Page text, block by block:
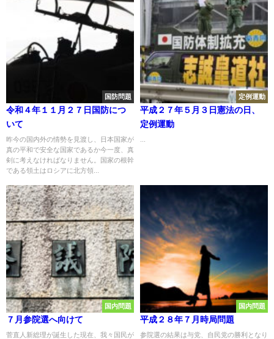
国防問題
令和４年１１月２７日国防につ
いて
昨今の国内外の情勢を見渡し、日本国家が
真の平和で安全な国家であるか今一度、真
剣に考えなければなりません。国家の根幹
である領土はロシアに北方領...
定例運動
平成２７年５月３日憲法の日、
定例運動
国内問題
７月参院選へ向けて
菅直人新総理が誕生した現在、我々国民が
国内問題
平成２８年７月時局問題
参院選の結果は与党、自民党の勝利となり